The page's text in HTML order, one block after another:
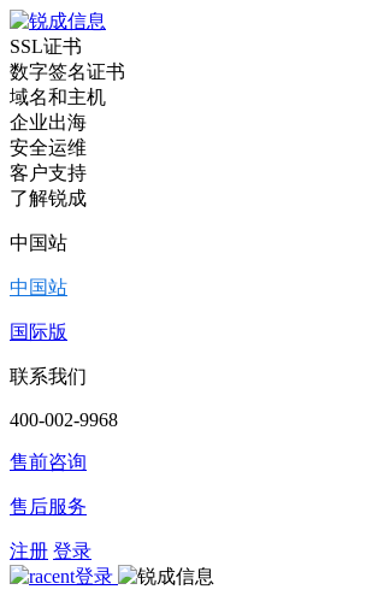
SSL证书
数字签名证书
域名和主机
企业出海
安全运维
客户支持
了解锐成
中国站
中国站
国际版
联系我们
400-002-9968
售前咨询
售后服务
注册 登录